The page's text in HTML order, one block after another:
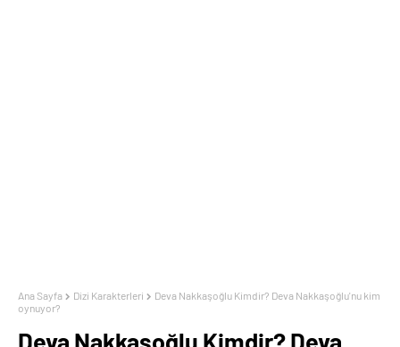
Ana Sayfa Dizi Karakterleri
Deva Nakkaşoğlu Kimdir? Deva Nakkaşoğlu'nu kim
oynuyor?
Deva Nakkaşoğlu Kimdir? Deva